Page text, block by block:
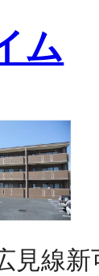
ム
見線新